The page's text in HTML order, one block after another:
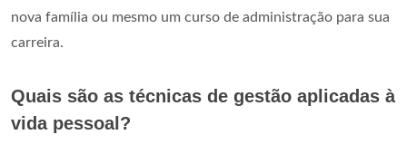
nova família ou mesmo um curso de administração para sua
carreira.
Quais são as técnicas de gestão aplicadas à
vida pessoal?